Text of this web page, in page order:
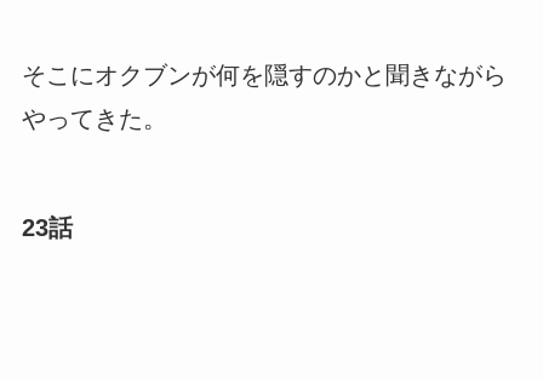
そこにオクブンが何を隠すのかと聞きながら
やってきた。
23話